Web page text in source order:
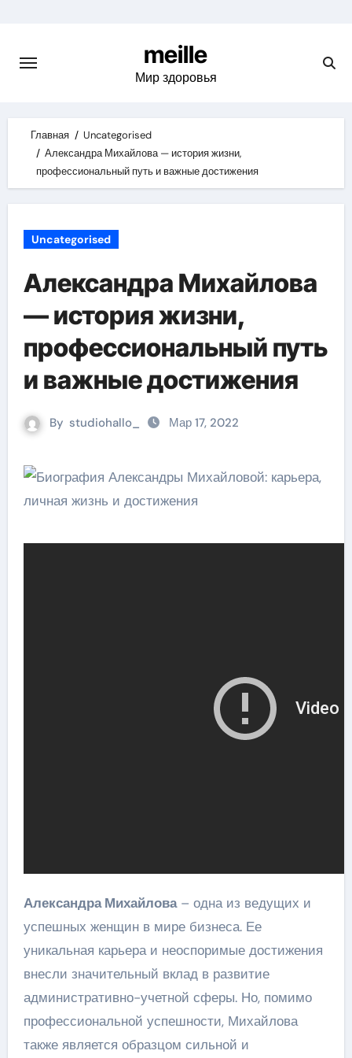
content
meille
Мир здоровья
Главная
Uncategorised
Александра Михайлова — история жизни,
профессиональный путь и важные достижения
Uncategorised
Александра Михайлова
— история жизни,
профессиональный путь
и важные достижения
By studiohallo_ Мар 17, 2022
Александра Михайлова– одна из ведущих и
успешных женщин в мире бизнеса. Ее
уникальная карьера и неоспоримые достижения
внесли значительный вклад в развитие
административно-учетной сферы. Но, помимо
профессиональной успешности, Михайлова
также является образцом сильной и